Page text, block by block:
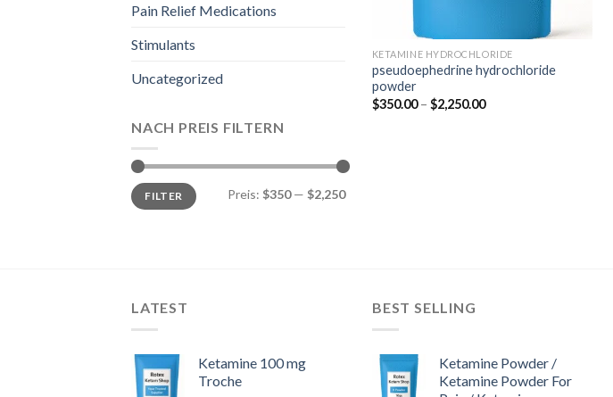
Pain Relief Medications
Stimulants
Uncategorized
NACH PREIS FILTERN
Min.
Preis
Max.
PreisFILTER Preis: $350— $2,250
KETAMINE HYDROCHLORIDE
pseudoephedrine hydrochloride
powder
$350.00 – $2,250.00Preisspanne:
LATEST
Ketamine 100 mg
Troche
BEST SELLING
Ketamine Powder /
Ketamine Powder For